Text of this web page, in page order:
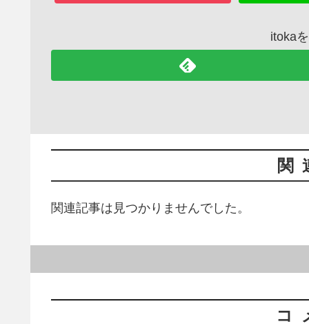
itoka
関
関連記事は見つかりませんでした。
コ